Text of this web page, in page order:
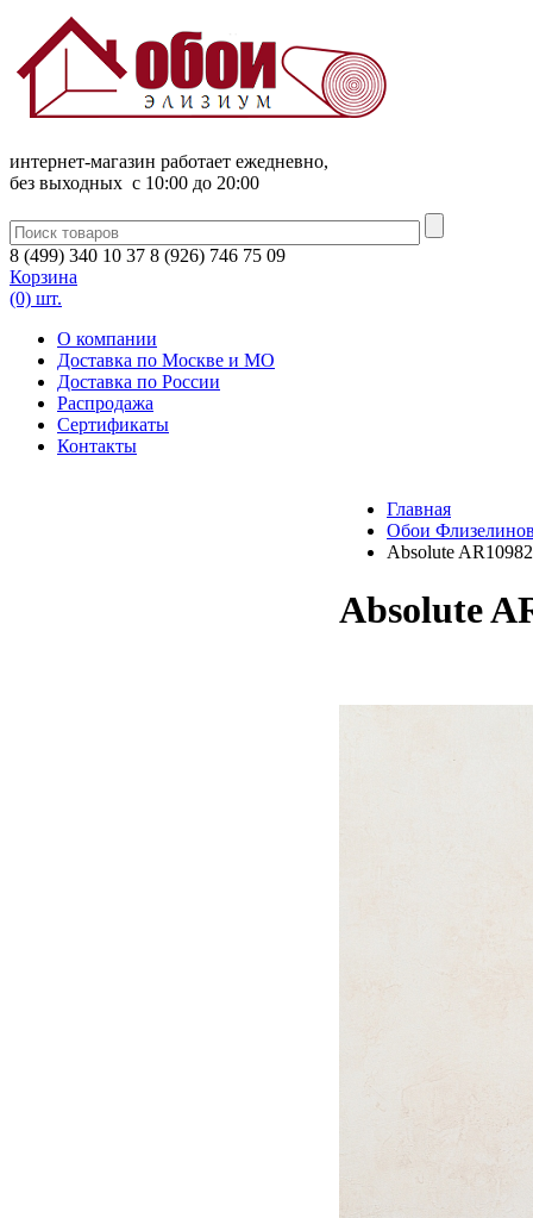
интернет-магазин работает ежедневно,
без выходных c 10:00 до 20:00
8 (499) 340 10 37 8 (926) 746 75 09
Корзина
(0) шт.
О компании
Доставка по Москве и МО
Доставка по России
Распродажа
Сертификаты
Контакты
Главная
Обои
Absolute
Absolute